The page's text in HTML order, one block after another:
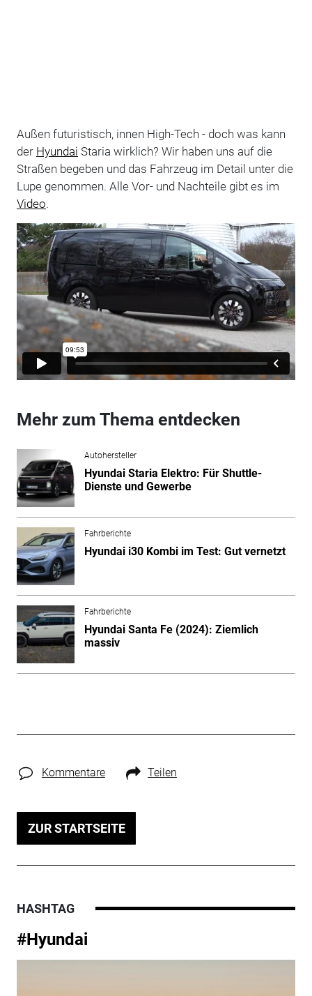
Außen futuristisch, innen High-Tech - doch was kann
der Hyundai Staria wirklich? Wir haben uns auf die
Straßen begeben und das Fahrzeug im Detail unter die
Lupe genommen. Alle Vor- und Nachteile gibt es im
Video.
Mehr zum Thema entdecken
Autohersteller
Hyundai Staria Elektro: Für Shuttle-
Dienste und Gewerbe
Fahrberichte
Hyundai i30 Kombi im Test: Gut vernetzt
Fahrberichte
Hyundai Santa Fe (2024): Ziemlich
massiv
Kommentare Teilen
ZUR STARTSEITE
HASHTAG
#Hyundai